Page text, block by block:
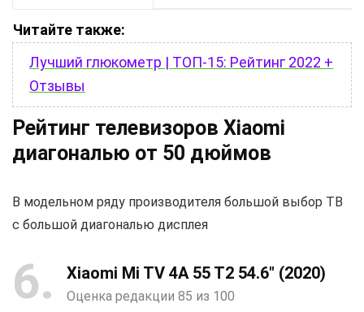
Читайте также:
Лучший глюкометр | ТОП-15: Рейтинг 2022 +
Отзывы
Рейтинг телевизоров Xiaomi
диагональю от 50 дюймов
В модельном ряду производителя большой выбор ТВ
с большой диагональю дисплея
6 Xiaomi Mi TV 4A 55 T2 54.6″ (2020)
Оценка редакции 85 из 100